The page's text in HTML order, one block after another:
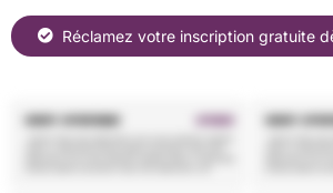
Réclamez votre inscription gratuite